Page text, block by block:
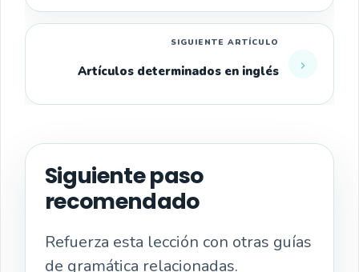
Artículos determinados en inglés
Siguiente paso
recomendado
Refuerza esta lección con otras guías
de gramática relacionadas.